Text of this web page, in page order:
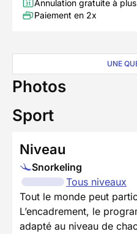
Annulation gratuite à
Paiement en 2x
UNE
Photos
Sport
Niveau
Snorkeling
Tous niveaux
Tout le monde peut
L’encadrement, le
adapté au niveau de